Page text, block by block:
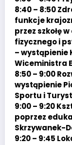
8:40 – 8:50
funkcje
przez szkołę
fizycznego i
– wystąpienie
Wiceministra
8:50 – 9:00
wystąpienie
Sportu i
9:00 – 9:20
poprzez
Skrzywanek-
9:20 – 9:45